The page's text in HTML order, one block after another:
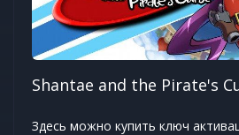
Shantae and the Pirate's
Здесь можно купить ключ